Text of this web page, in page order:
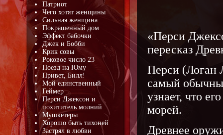
Патриот
Чего хотят женщины
Сильная женщина
Покрашенный дом
Эффект бабочки
Джек и Бобби
Крик совы
Роковое число 23
Поезд на Юму
Привет, Билл!
Мой единственный
Геймер
Перси Джексон и
похититель молний
Мушкетеры
Хорошо быть тихоней
Застрял в любви
«Перси
пересказ
Перси
самый
узнает, что
морей.
Древнее